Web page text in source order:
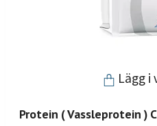
Lägg i
Protein ( Vassleprotein )